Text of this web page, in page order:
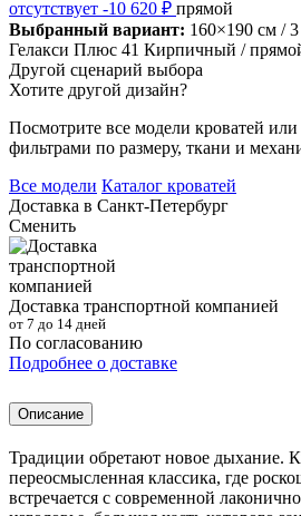
отсутствует -10 620 ₽ прямой
Выбранный вариант: 160×190 см /
Гелакси Плюс 41 Кирпичный /
Другой сценарий выбора
Хотите другой дизайн?
Посмотрите все модели кроватей или
фильтрами по размеру, ткани и
Все модели Каталог кроватей
Доставка в Санкт-Петербург
Сменить
Доставка транспортной компанией
от 7 до 14 дней
По согласованию
Подробнее о доставке
Описание
Традиции обретают новое дыхание.
переосмысленная классика, где
встречается с современной